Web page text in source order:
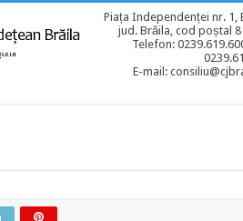
Piața Independenței nr. 1,
jud. Brăila, cod poștal
Telefon:
E-mail: